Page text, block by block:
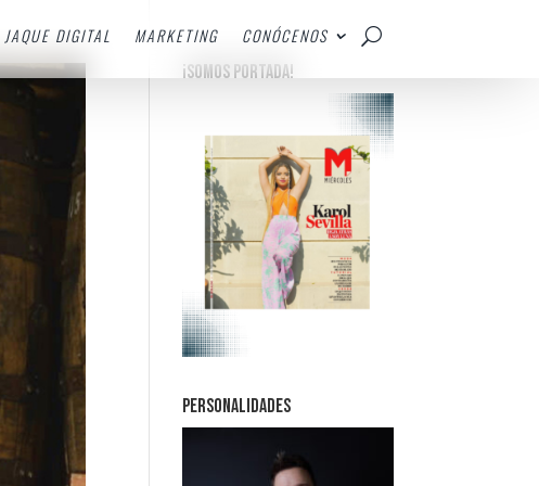
JAQUE DIGITAL MARKETING
CONÓCENOS
¡SOMOS PORTADA!
PERSONALIDADES